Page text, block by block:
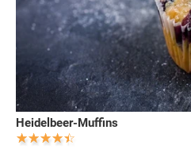
Heidelbeer-Muffins